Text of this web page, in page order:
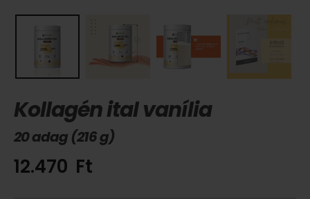
Kollagén ital vanília
20 adag (216 g)
12.470 Ft